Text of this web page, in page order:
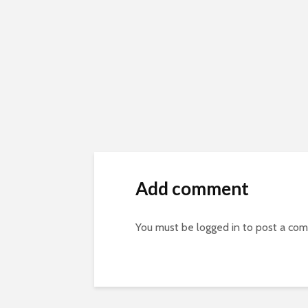
Add comment
You must be logged in to post a